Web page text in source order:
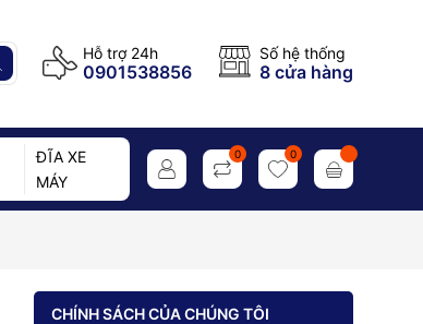
Hỗ trợ 24h
0901538856
Số hệ thống
8 cửa hàng
ĐĨA XE
MÁY
0 0
CHÍNH SÁCH CỦA CHÚNG TÔI